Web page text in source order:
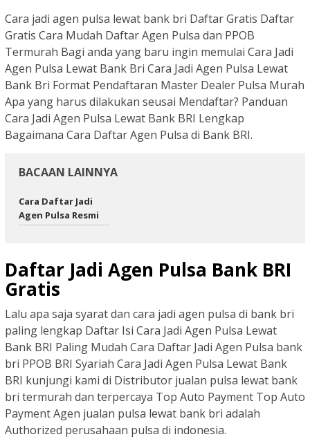
Cara jadi agen pulsa lewat bank bri Daftar Gratis Daftar
Gratis Cara Mudah Daftar Agen Pulsa dan PPOB
Termurah Bagi anda yang baru ingin memulai Cara Jadi
Agen Pulsa Lewat Bank Bri Cara Jadi Agen Pulsa Lewat
Bank Bri Format Pendaftaran Master Dealer Pulsa Murah
Apa yang harus dilakukan seusai Mendaftar? Panduan
Cara Jadi Agen Pulsa Lewat Bank BRI Lengkap
Bagaimana Cara Daftar Agen Pulsa di Bank BRI.
BACAAN LAINNYA
Cara Daftar Jadi
Agen Pulsa Resmi
Daftar Jadi Agen Pulsa Bank BRI
Gratis
Lalu apa saja syarat dan cara jadi agen pulsa di bank bri
paling lengkap Daftar Isi Cara Jadi Agen Pulsa Lewat
Bank BRI Paling Mudah Cara Daftar Jadi Agen Pulsa bank
bri PPOB BRI Syariah Cara Jadi Agen Pulsa Lewat Bank
BRI kunjungi kami di Distributor jualan pulsa lewat bank
bri termurah dan terpercaya Top Auto Payment Top Auto
Payment Agen jualan pulsa lewat bank bri adalah
Authorized perusahaan pulsa di indonesia.